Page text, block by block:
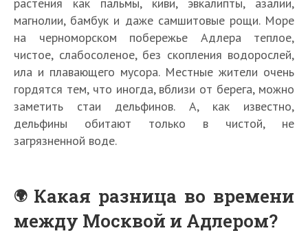
магнолии, бамбук и даже самшитовые рощи. Море
на черноморском побережье Адлера теплое,
чистое, слабосоленое, без скопления водорослей,
ила и плавающего мусора. Местные жители очень
гордятся тем, что иногда, вблизи от берега, можно
заметить стаи дельфинов. А, как известно,
дельфины обитают только в чистой, не
загрязненной воде.
Какая разница во времени
между Москвой и Адлером?